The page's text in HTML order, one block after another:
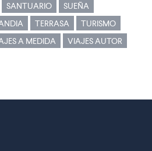
SANTUARIO
SUEÑA
TERRASA
TURISMO
A MEDIDA
VIAJES AUTOR